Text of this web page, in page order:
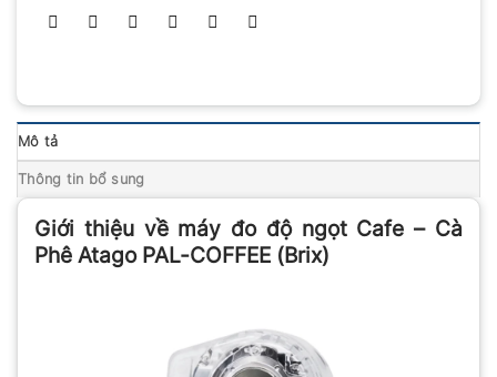
Mô tả
Thông tin bổ sung
Giới thiệu về máy đo độ ngọt Cafe – Cà
Phê Atago PAL-COFFEE (Brix)